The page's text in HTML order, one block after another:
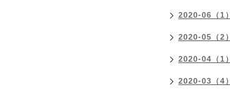
2020-06（1）
2020-05（2）
2020-04（1）
2020-03（4）